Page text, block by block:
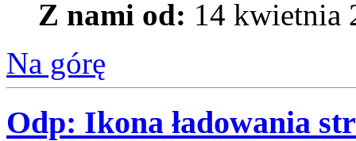
Z nami od: 14 kwietnia
Na górę
Odp: Ikona ładowania